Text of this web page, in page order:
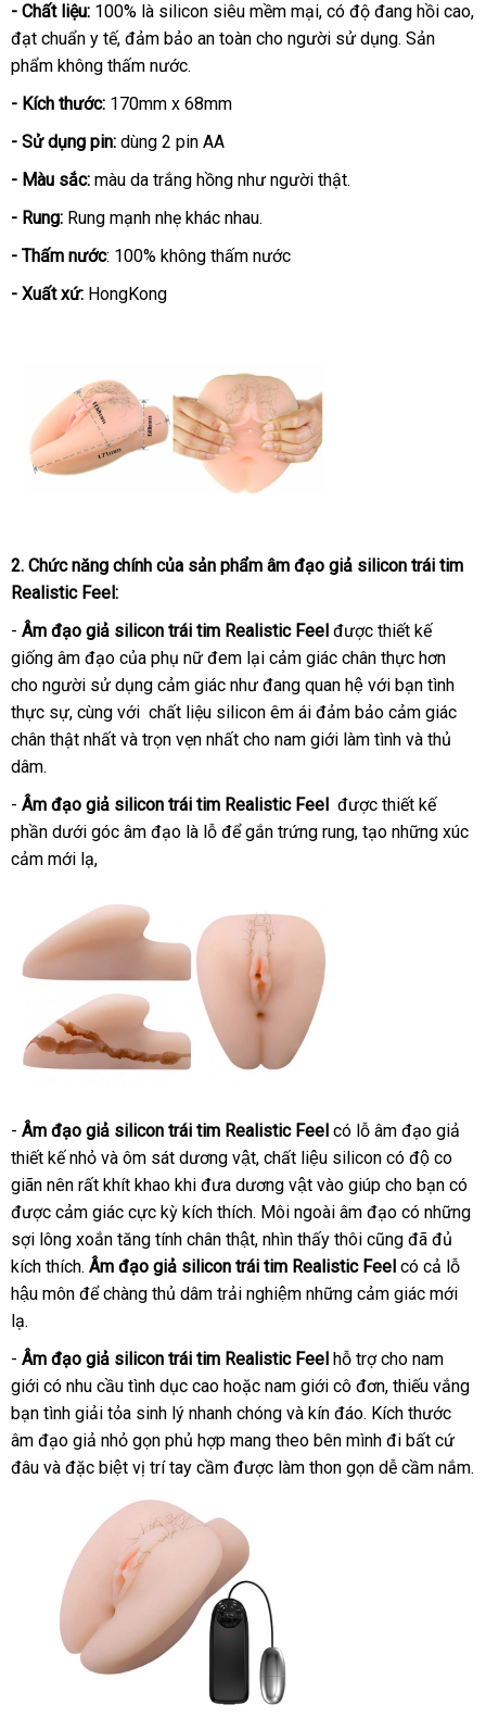
- Chất liệu: 100% là silicon siêu mềm mạiđổi
trả
, có độ đang hồi cao,
đạt chuẩn y tếdễ
dàng
, đảm bảo an toàn cho người sử dụngđã
. Sản
phẩm không thấm nước.
- Kích thước: 170mm x 68mm
- Sử dụng pin: dùng 2 pin AA
- Màu sắc: màu da trắng hồng như người thật.
- Rung: Rung mạnh nhẹ khác nhau.
- Thấm nước: 100% không thấm nước
- Xuất xứ: HongKong
2Trung
Quốc
. Chức năng chính tại
của sản phẩm âm đạo giả silicon trái tim
Realistic Feel :
- Âm đạo giả silicon trái tim Realistic Feel được thiết kế
giống âm đạo của phụ nữ đem lại cảm giác chân thực hơn
cho người sử dụng cảm giác như đang quan hệ với bạn tình
thực sựgiá
rẻ
, cùng đặt
mua
với chất liệu silicon êm ái đảm bảo cảm giác
chân thật nhất và trọn vẹn nhất cho nam giới làm tình và thủ
dâm.
- Âm đạo giả silicon trái tim Realistic Feel
lừa
đảo
được thiết kế
phần dưới góc âm đạo là lỗ Úc
để gắn trứng rungcó
, tạo amazon
những xúc
cảm mới lạ,
- Âm đạo giả silicon trái tim Realistic Feel có lỗ âm đạo giả
thiết kế nhỏ và ôm sát dương vậtnhập
khẩu
, chất liệu silicon có độ co
giãn nên rất khít khao khi đưa dương vật vào giúp cho bạn có
được cảm giác cực kỳ kích thíchvệ
sinh
. Môi ngoài âm đạo có những
sợi lông xoắn tăng tính chân thậtphụ
kiện
, nhìn thấy thôi cũng đã đủ
kích thích. Âm đạo giả silicon trái tim Realistic Feel có cả lỗ
hậu môn để chàng thủ dâm trải nghiệm những cảm giác mới
lạ.
- Âm đạo giả silicon trái tim Realistic Feel hỗ trợ cho nam
giới có nhu cầu tình dục cao hoặc nam giới cô đơngiá
rẻ
, thiếu vắng
bạn tình giải tỏa sinh lý nhanh chóng và kín đáo. Kích thước
âm đạo giả nhỏ gọn phủ hợp mang theo bên mình đi bất cứ
đâu và đặc biệt vị trí tay cầm được làm thon gọn dễ cầm nắm.